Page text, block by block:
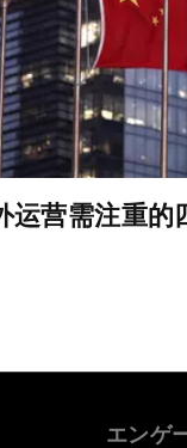
运营需注重的
エンゲ